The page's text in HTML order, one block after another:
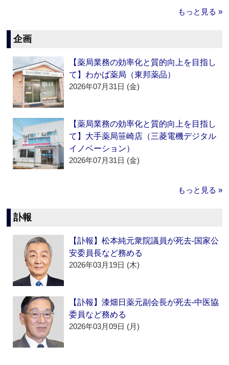
もっと見る »
企画
【薬局業務の効率化と質的向上を目指し
て】わかば薬局（東邦薬品）
2026年07月31日 (金)
【薬局業務の効率化と質的向上を目指し
て】大手薬局笹崎店（三菱電機デジタル
イノベーション）
2026年07月31日 (金)
もっと見る »
訃報
【訃報】松本純元衆院議員が死去‐国家公
安委員長など務める
2026年03月19日 (木)
【訃報】漆畑日薬元副会長が死去‐中医協
委員など務める
2026年03月09日 (月)